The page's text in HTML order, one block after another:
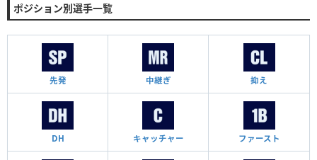
ポジション別選手一覧
先発 中継ぎ 抑え
DH キャッチャー ファースト